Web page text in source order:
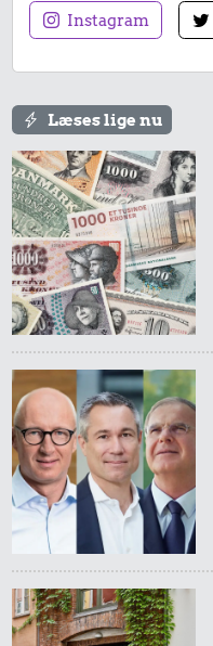
Instagram
Læses lige nu